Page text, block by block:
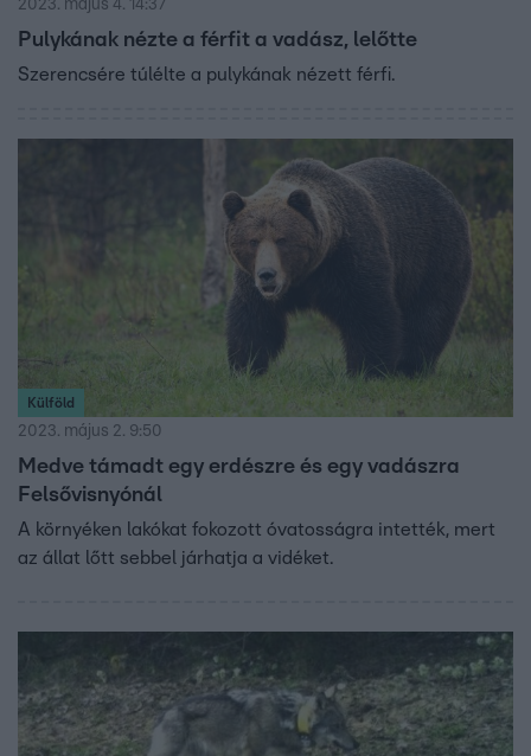
2023. május 4. 14:37
Pulykának nézte a férfit a vadász, lelőtte
Szerencsére túlélte a pulykának nézett férfi.
Külföld
2023. május 2. 9:50
Medve támadt egy erdészre és egy vadászra
Felsővisnyónál
A környéken lakókat fokozott óvatosságra intették, mert
az állat lőtt sebbel járhatja a vidéket.